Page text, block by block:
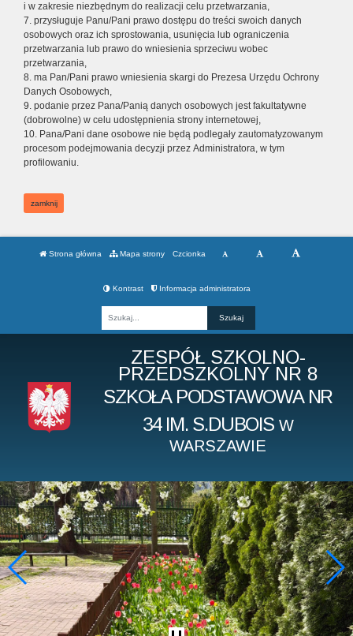
i w zakresie niezbędnym do realizacji celu przetwarzania,
7. przysługuje Panu/Pani prawo dostępu do treści swoich danych
osobowych oraz ich sprostowania, usunięcia lub ograniczenia
przetwarzania lub prawo do wniesienia sprzeciwu wobec
przetwarzania,
8. ma Pan/Pani prawo wniesienia skargi do Prezesa Urzędu Ochrony
Danych Osobowych,
9. podanie przez Pana/Panią danych osobowych jest fakultatywne
(dobrowolne) w celu udostępnienia strony internetowej,
10. Pana/Pani dane osobowe nie będą podlegały zautomatyzowanym
procesom podejmowania decyzji przez Administratora, w tym
profilowaniu.
zamknij
Strona główna Mapa strony Czcionka
Kontrast Informacja administratora
ZESPÓŁ SZKOLNO-
PRZEDSZKOLNY NR 8
SZKOŁA PODSTAWOWA NR
34 IM. S.DUBOIS W
WARSZAWIE